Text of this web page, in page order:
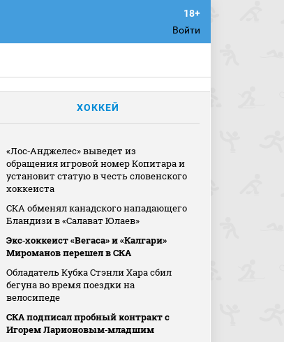
Войти
ХОККЕЙ
«Лос‑Анджелес» выведет из
обращения игровой номер Копитара и
установит статую в честь словенского
хоккеиста
СКА обменял канадского нападающего
Бландизи в «Салават Юлаев»
Экс‑хоккеист «Вегаса» и «Калгари»
Мироманов перешел в СКА
Обладатель Кубка Стэнли Хара сбил
бегуна во время поездки на
велосипеде
СКА подписал пробный контракт с
Игорем Ларионовым‑младшим